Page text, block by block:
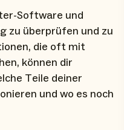
Software und
zu überprüfen und zu
die oft mit
können dir
Teile deiner
und wo es noch